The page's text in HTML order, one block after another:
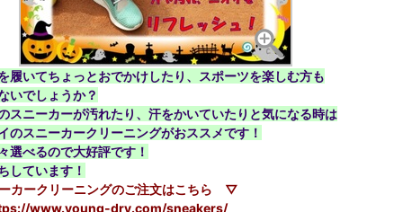
履いてちょっとおでかけしたり、スポーツを楽しむ方も
いでしょうか？
スニーカーが汚れたり、汗をかいていたりと気になる時は
のスニーカークリーニングがおススメです！
選べるので大好評です！
しています！
ークリーニングのご注文はこちら ▽
dry.com/sneakers/